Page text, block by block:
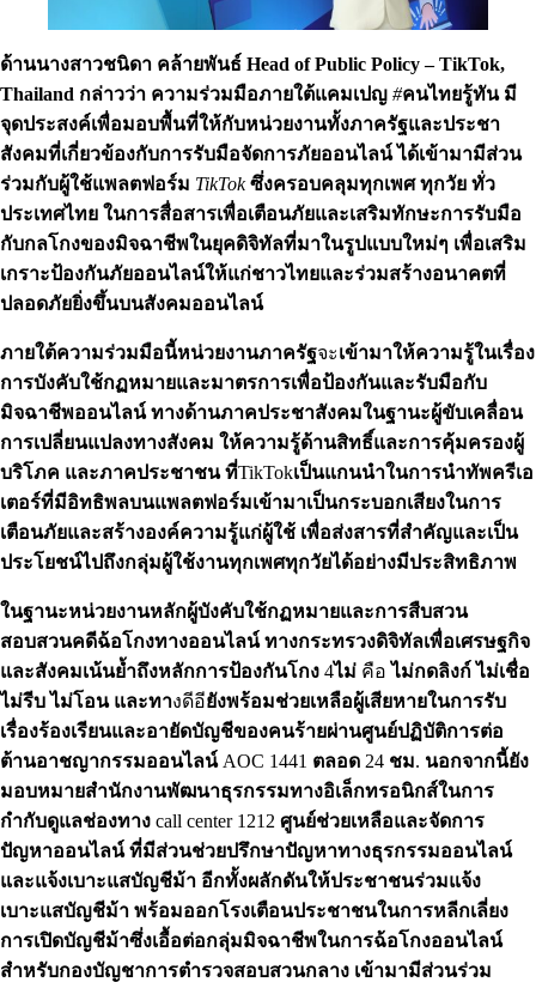
ด้านนางสาวชนิดา คล้ายพันธ์ Head of Public Policy – TikTok,
Thailand กล่าวว่า ความร่วมมือภายใต้แคมเปญ #คนไทยรู้ทัน มี
จุดประสงค์เพื่อมอบพื้นที่ให้กับหน่วยงานทั้งภาครัฐและประชา
สังคมที่เกี่ยวข้องกับการรับมือจัดการภัยออนไลน์ ได้เข้ามามีส่วน
ร่วมกับผู้ใช้แพลตฟอร์ม TikTokซึ่งครอบคลุมทุกเพศ ทุกวัย ทั่ว
ประเทศไทย ในการสื่อสารเพื่อเตือนภัยและเสริมทักษะการรับมือ
กับกลโกงของมิจฉาชีพในยุคดิจิทัลที่มาในรูปแบบใหม่ๆ เพื่อเสริม
เกราะป้องกันภัยออนไลน์ให้แก่ชาวไทยและร่วมสร้างอนาคตที่
ปลอดภัยยิ่งขึ้นบนสังคมออนไลน์
ภายใต้ความร่วมมือนี้หน่วยงานภาครัฐจะเข้ามาให้ความรู้ในเรื่อง
การบังคับใช้กฏหมายและมาตรการเพื่อป้องกันและรับมือกับ
มิจฉาชีพออนไลน์ ทางด้านภาคประชาสังคมในฐานะผู้ขับเคลื่อน
การเปลี่ยนแปลงทางสังคม ให้ความรู้ด้านสิทธิ์และการคุ้มครองผู้
บริโภค และภาคประชาชน ที่TikTokเป็นแกนนำในการนำทัพครีเอ
เตอร์ที่มีอิทธิพลบนแพลตฟอร์มเข้ามาเป็นกระบอกเสียงในการ
เตือนภัยและสร้างองค์ความรู้แก่ผู้ใช้ เพื่อส่งสารที่สำคัญและเป็น
ประโยชน์ไปถึงกลุ่มผู้ใช้งานทุกเพศทุกวัยได้อย่างมีประสิทธิภาพ
ในฐานะหน่วยงานหลักผู้บังคับใช้กฏหมายและการสืบสวน
สอบสวนคดีฉ้อโกงทางออนไลน์ ทางกระทรวงดิจิทัลเพื่อเศรษฐกิจ
และสังคมเน้นย้ำถึงหลักการป้องกันโกง 4ไม่ คือไม่กดลิงก์ ไม่เชื่อ
ไม่รีบ ไม่โอน และทางดีอียังพร้อมช่วยเหลือผู้เสียหายในการรับ
เรื่องร้องเรียนและอายัดบัญชีของคนร้ายผ่านศูนย์ปฏิบัติการต่อ
ต้านอาชญากรรมออนไลน์AOC 1441 ตลอด 24 ชม. นอกจากนี้ยัง
มอบหมายสำนักงานพัฒนาธุรกรรมทางอิเล็กทรอนิกส์ในการ
กำกับดูแลช่องทาง call center 1212 ศูนย์ช่วยเหลือและจัดการ
ปัญหาออนไลน์ ที่มีส่วนช่วยปรึกษาปัญหาทางธุรกรรมออนไลน์
และแจ้งเบาะแสบัญชีม้า อีกทั้งผลักดันให้ประชาชนร่วมแจ้ง
เบาะแสบัญชีม้า พร้อมออกโรงเตือนประชาชนในการหลีกเลี่ยง
การเปิดบัญชีม้าซึ่งเอื้อต่อกลุ่มมิจฉาชีพในการฉ้อโกงออนไลน์
สำหรับกองบัญชาการตำรวจสอบสวนกลาง เข้ามามีส่วนร่วม